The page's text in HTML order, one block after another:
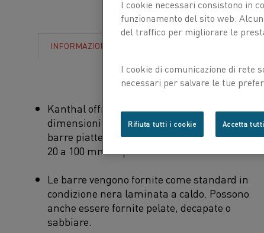
INFORMAZIONI
Kanthal offre barre tonde laminati a caldo in
dimensioni da 8 a 50 mm. Inoltre, offriamo
barre piatte laminati a caldo con larghezze da
20 a 100 mm e spessori da 5 a 50 mm.
Le barre vengono fornite come standard in
condizione nera laminata a caldo. Possono
anche essere fornite pelate, decapate o
sabbiare.
I cookie necessari consistono in
funzionamento del sito web.
del traffico per migliorare le
I cookie di comunicazione di rete
necessari per salvare le tue
Rifiuta tutti i cookie Accetta